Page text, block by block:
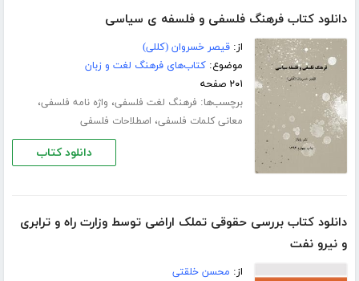
دانلود کتاب فرهنگ فلسفی و فلسفه ی سیاسی
از:قیصر خسروان (کللی)
موضوع:کتاب‌های فرهنگ لغت و زبان
۲۰۱ صفحه
برچسب‌ها: فرهنگ لغت فلسفی، واژه نامه فلسفی،
معانی کلمات فلسفی، اصطلاحات فلسفی
دانلود کتاب
دانلود کتاب بررسی حقوقی تملک اراضی توسط وزارت راه و ترابری
و نیرو نفت
از: محسن خلقتی